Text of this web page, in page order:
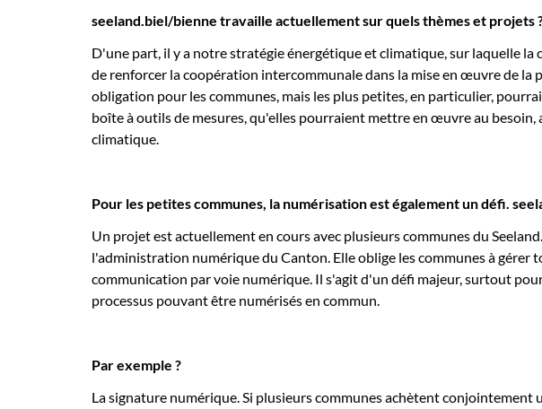
seeland.biel/bienne travaille actuellement sur quels thèmes et projets
D'une part, il y a notre stratégie énergétique et climatique, sur laquelle
de renforcer la coopération intercommunale dans la mise en œuvre de la
obligation pour les communes, mais les plus petites, en particulier,
boîte à outils de mesures, qu'elles pourraient mettre en œuvre au besoin,
climatique.
Pour les petites communes, la numérisation est également un défi.
Un projet est actuellement en cours avec plusieurs communes du
l'administration numérique du Canton. Elle oblige les communes à gérer
communication par voie numérique. Il s'agit d'un défi majeur, surtout
processus pouvant être numérisés en commun.
Par exemple ?
La signature numérique. Si plusieurs communes achètent